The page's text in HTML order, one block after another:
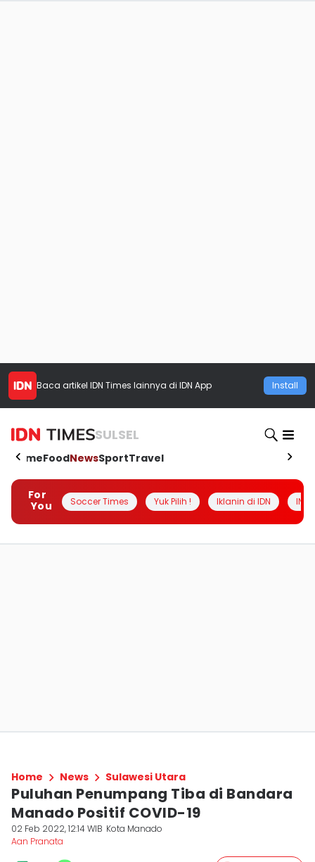
Baca artikel IDN Times lainnya di IDN App Install
SULSEL
HomeFoodNewsSportTravel
For
You
Soccer Times Yuk Pilih ! Iklanin di IDN
Home News Sulawesi Utara
Puluhan Penumpang Tiba di Bandara
Manado Positif COVID-19
02 Feb 2022, 12:14 WIB Kota Manado
Aan Pranata